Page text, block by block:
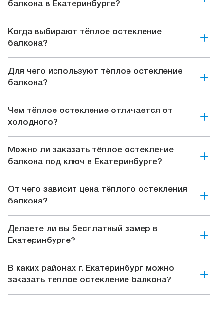
балкона в Екатеринбурге?
Когда выбирают тёплое остекление
балкона?
Для чего используют тёплое остекление
балкона?
Чем тёплое остекление отличается от
холодного?
Можно ли заказать тёплое остекление
балкона под ключ в Екатеринбурге?
От чего зависит цена тёплого остекления
балкона?
Делаете ли вы бесплатный замер в
Екатеринбурге?
В каких районах г. Екатеринбург можно
заказать тёплое остекление балкона?